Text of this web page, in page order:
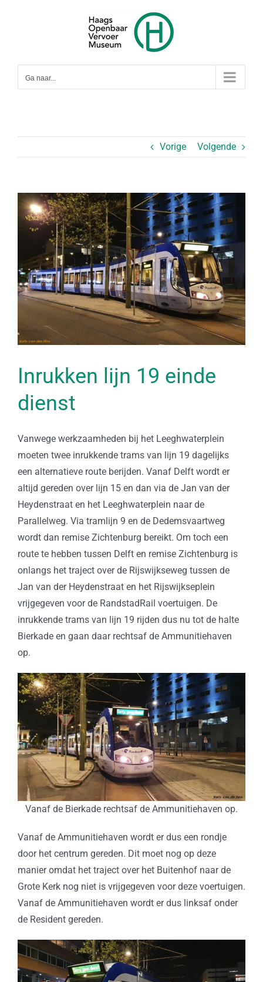
Ga naar...
Vorige Volgende
Bekijk
grotere
afbeelding
Inrukken lijn 19 einde
dienst
Vanwege werkzaamheden bij het Leeghwaterplein
moeten twee inrukkende trams van lijn 19 dagelijks
een alternatieve route berijden. Vanaf Delft wordt er
altijd gereden over lijn 15 en dan via de Jan van der
Heydenstraat en het Leeghwaterplein naar de
Parallelweg. Via tramlijn 9 en de Dedemsvaartweg
wordt dan remise Zichtenburg bereikt. Om toch een
route te hebben tussen Delft en remise Zichtenburg is
onlangs het traject over de Rijswijkseweg tussen de
Jan van der Heydenstraat en het Rijswijkseplein
vrijgegeven voor de RandstadRail voertuigen. De
inrukkende trams van lijn 19 rijden dus nu tot de halte
Bierkade en gaan daar rechtsaf de Ammunitiehaven
op.
Vanaf de Bierkade rechtsaf de Ammunitiehaven op.
Vanaf de Ammunitiehaven wordt er dus een rondje
door het centrum gereden. Dit moet nog op deze
manier omdat het traject over het Buitenhof naar de
Grote Kerk nog niet is vrijgegeven voor deze voertuigen.
Vanaf de Ammunitiehaven wordt er dus linksaf onder
de Resident gereden.